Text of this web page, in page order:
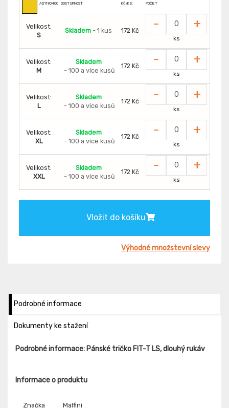
AD1190400 DOSTUPNOST KČ/KS: POČET
Velikost:
S
Skladem - 1 kus 172 Kč - +
ks
Velikost:
M
Skladem
- 100 a více kusů
172 Kč - +
ks
Velikost:
L
Skladem
- 100 a více kusů
172 Kč - +
ks
Velikost:
XL
Skladem
- 100 a více kusů
172 Kč - +
ks
Velikost:
XXL
Skladem
- 100 a více kusů
172 Kč - +
ks
Vložit do košíku
Výhodné množstevní slevy
Podrobné informace
Dokumenty ke stažení
Podrobné informace: Pánské tričko FIT-T LS, dlouhý rukáv
Informace o produktu
Značka Malfini